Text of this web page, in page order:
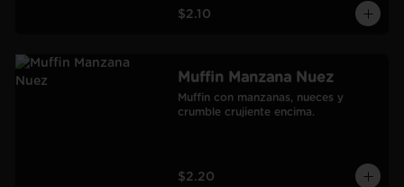
$2.10
Muffin Manzana Nuez
Muffin con manzanas, nueces y
crumble crujiente encima.
$2.20